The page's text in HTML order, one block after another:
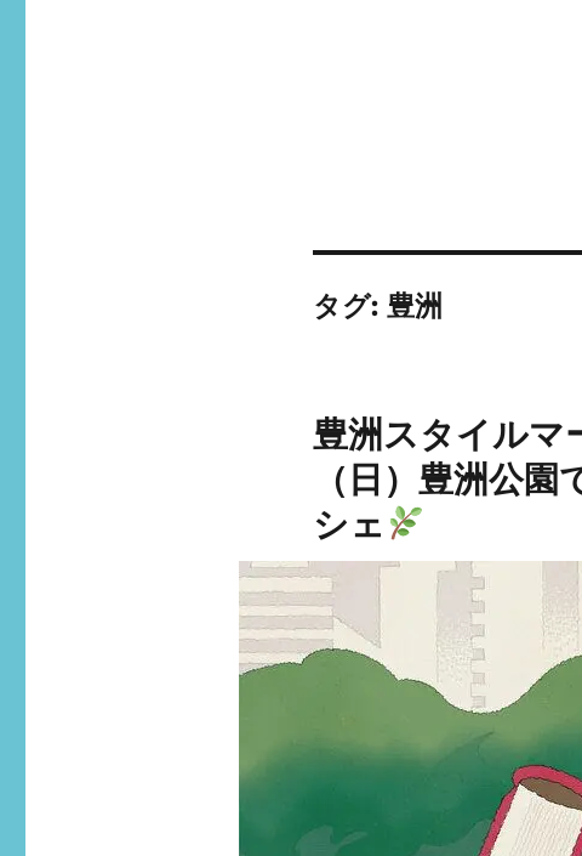
タグ: 豊洲
豊洲スタイルマ
（日）豊洲公
シェ